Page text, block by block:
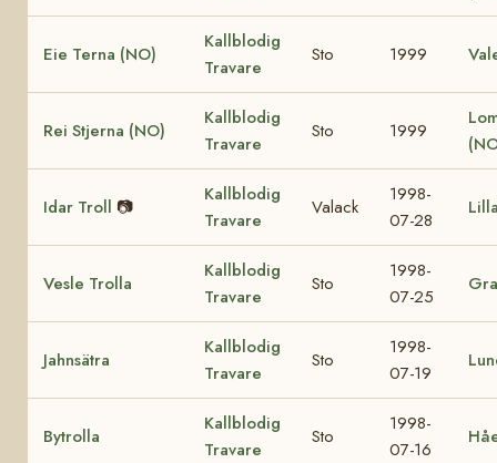
Eie Terna (NO)
Kallblodig
Travare
Sto 1999
Rei Stjerna (NO)
Kallblodig
Travare
Sto 1999
Idar Troll 📷
Kallblodig
Travare
Valack
1998-
07-28
Vesle Trolla
Kallblodig
Travare
Sto
1998-
07-25
Jahnsätra
Kallblodig
Travare
Sto
1998-
07-19
Bytrolla
Kallblodig
Travare
Sto
1998-
07-16